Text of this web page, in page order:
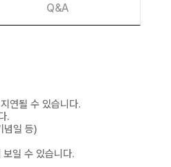
Q&A
연될 수 있습니다.
.
념일 등)
일 수 있습니다.